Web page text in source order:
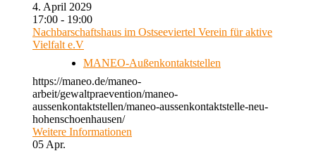
4. April 2029
17:00 - 19:00
Nachbarschaftshaus im Ostseeviertel Verein für aktive
Vielfalt e.V
MANEO-Außenkontaktstellen
https://maneo.de/maneo-
arbeit/gewaltpraevention/maneo-
aussenkontaktstellen/maneo-aussenkontaktstelle-neu-
hohenschoenhausen/
Weitere Informationen
05 Apr.